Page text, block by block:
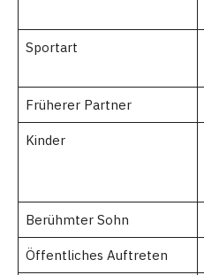
Sportart
Früherer Partner
Kinder
Berühmter Sohn
Öffentliches Auftreten